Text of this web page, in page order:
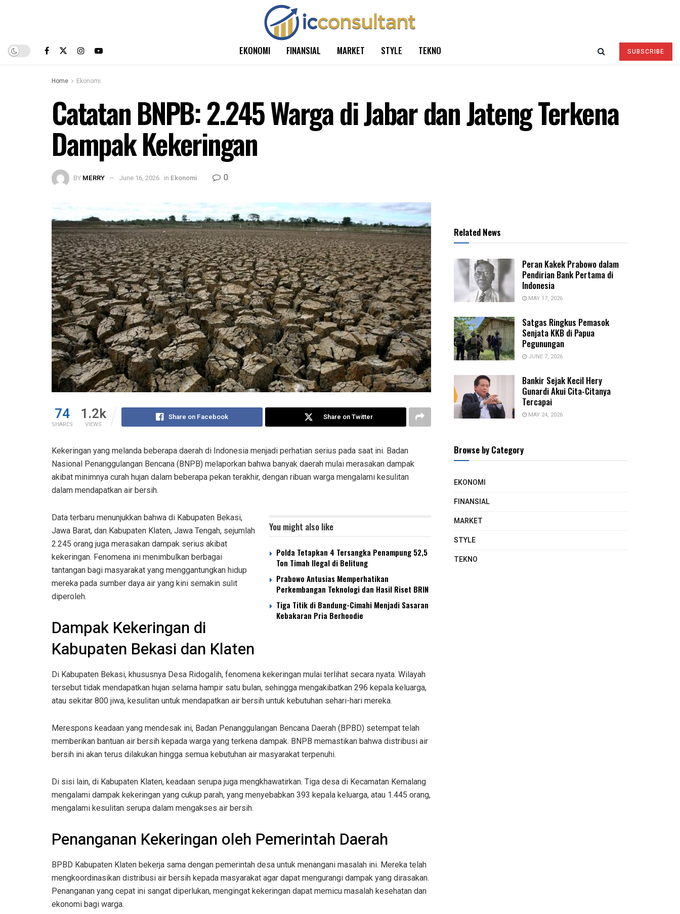
EKONOMI FINANSIAL MARKET STYLE TEKNO SUBSCRIBE
Home Ekonomi
Catatan BNPB: 2.245 Warga di Jabar dan Jateng Terkena
Dampak Kekeringan
BY MERRY June 16, 2026 in Ekonomi 0
74
SHARES
1.2k
VIEWS
Share on Facebook Share on Twitter
Kekeringan yang melanda beberapa daerah di Indonesia menjadi perhatian serius pada saat ini. Badan
Nasional Penanggulangan Bencana (BNPB) melaporkan bahwa banyak daerah mulai merasakan dampak
akibat minimnya curah hujan dalam beberapa pekan terakhir, dengan ribuan warga mengalami kesulitan
dalam mendapatkan air bersih.
You might also like
Polda Tetapkan 4 Tersangka Penampung 52,5
Ton Timah Ilegal di Belitung
Prabowo Antusias Memperhatikan
Perkembangan Teknologi dan Hasil Riset BRIN
Tiga Titik di Bandung-Cimahi Menjadi Sasaran
Kebakaran Pria Berhoodie
Data terbaru menunjukkan bahwa di Kabupaten Bekasi,
Jawa Barat, dan Kabupaten Klaten, Jawa Tengah, sejumlah
2.245 orang juga merasakan dampak serius akibat
kekeringan. Fenomena ini menimbulkan berbagai
tantangan bagi masyarakat yang menggantungkan hidup
mereka pada sumber daya air yang kini semakin sulit
diperoleh.
Dampak Kekeringan di
Kabupaten Bekasi dan Klaten
Di Kabupaten Bekasi, khususnya Desa Ridogalih, fenomena kekeringan mulai terlihat secara nyata. Wilayah
tersebut tidak mendapatkan hujan selama hampir satu bulan, sehingga mengakibatkan 296 kepala keluarga,
atau sekitar 800 jiwa, kesulitan untuk mendapatkan air bersih untuk kebutuhan sehari-hari mereka.
Merespons keadaan yang mendesak ini, Badan Penanggulangan Bencana Daerah (BPBD) setempat telah
memberikan bantuan air bersih kepada warga yang terkena dampak. BNPB memastikan bahwa distribusi air
bersih ini akan terus dilakukan hingga semua kebutuhan air masyarakat terpenuhi.
Di sisi lain, di Kabupaten Klaten, keadaan serupa juga mengkhawatirkan. Tiga desa di Kecamatan Kemalang
mengalami dampak kekeringan yang cukup parah, yang menyebabkan 393 kepala keluarga, atau 1.445 orang,
mengalami kesulitan serupa dalam mengakses air bersih.
Penanganan Kekeringan oleh Pemerintah Daerah
BPBD Kabupaten Klaten bekerja sama dengan pemerintah desa untuk menangani masalah ini. Mereka telah
mengkoordinasikan distribusi air bersih kepada masyarakat agar dapat mengurangi dampak yang dirasakan.
Penanganan yang cepat ini sangat diperlukan, mengingat kekeringan dapat memicu masalah kesehatan dan
ekonomi bagi warga.
Related News
Peran Kakek Prabowo dalam
Pendirian Bank Pertama di
Indonesia
MAY 17, 2026
Satgas Ringkus Pemasok
Senjata KKB di Papua
Pegunungan
JUNE 7, 2026
Bankir Sejak Kecil Hery
Gunardi Akui Cita-Citanya
Tercapai
MAY 24, 2026
Browse by Category
EKONOMI
FINANSIAL
MARKET
STYLE
TEKNO